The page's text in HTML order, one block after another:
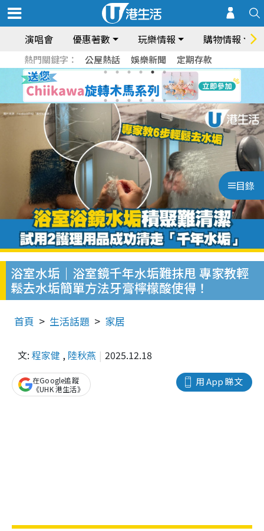
演唱會 優惠著數 玩樂情報 購物情報
熱門關鍵字： 公屋熱話 娛樂新聞 定期存款
目錄
浴室水垢｜浴室鏡千年水垢難抹甩 專家教輕
鬆去水垢簡單方法牙膏檸檬酸使得！
首頁 生活話題 家居
文: 程家健 , 陸秋燕 2025.12.18
用 App 睇文
在Google追蹤
《UHK 港生活》